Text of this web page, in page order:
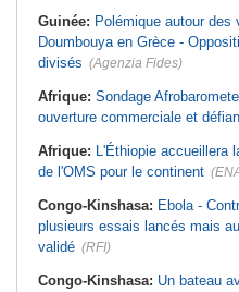
Guinée: Polémique autour
Doumbouya en Grèce -
divisés (Agenzia Fides)
Afrique: Sondage
ouverture commerciale et
Afrique: L'Éthiopie accueillera
de l'OMS pour le continent
Congo-Kinshasa: Ebola -
plusieurs essais lancés mais
validé (RFI)
Congo-Kinshasa: Un bateau